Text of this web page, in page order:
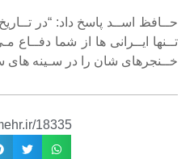
حــافظ اســد پاسخ داد: “در
تــنها ایــرانی ها از شما
خــنجرهای شان را در سـینه های
18335